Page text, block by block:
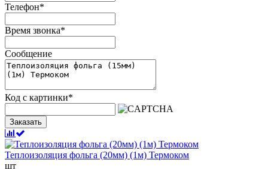
Телефон*
Время звонка*
Сообщение
Код с картинки*
Заказать
Теплоизоляция фольга (20мм) (1м) Термоком
шт